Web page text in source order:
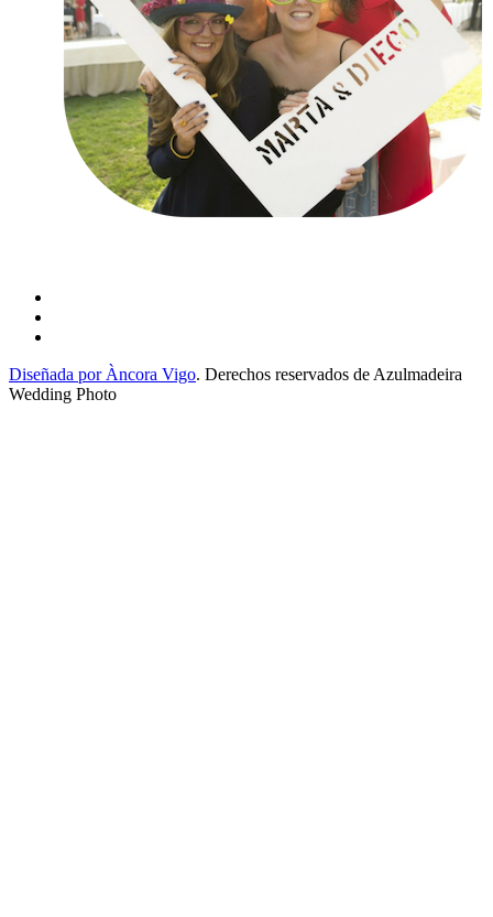
Diseñada por Àncora Vigo. Derechos reservados de Azulmadeira
Wedding Photo